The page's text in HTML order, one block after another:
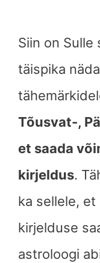
Siin on Sulle
täispika
Tõusvat-,
et saada
kirjeldus.
ka sellele,
kirjelduse
astroloogi